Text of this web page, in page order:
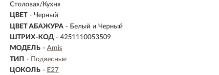
Столовая/Кухня
ЦВЕТ - Черный
ЦВЕТ АБАЖУРА - Белый и Черный
ШТРИХ-КОД - 4251110053509
МОДЕЛЬ - Amis
ТИП - Подвесные
ЦОКОЛЬ - E27